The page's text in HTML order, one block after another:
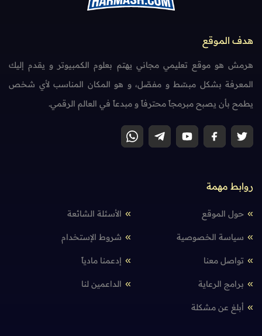
هدف الموقع
هرمش هو موقع تعليمي مجاني يهتم بعلوم الكمبيوتر و يقدم إليك
المعرفة بشكل مبسّط و مفصّل، و هو المكان المناسب لأي شخص
يطمح بأن يصبح مبرمجاً محترفاً و مبدعاً في العالم الرقمي.
روابط مهمة
حول الموقع الأسئلة الشائعة
سياسة الخصوصية شروط الإستخدام
تواصل معنا إدعمنا مادياً
برامج الرعاية الداعمين لنا
أبلغ عن مشكلة